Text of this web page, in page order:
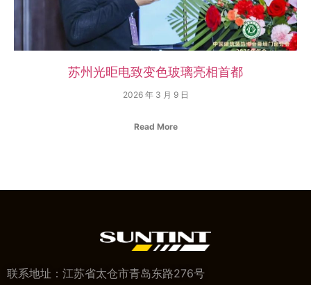
苏州光昛电致变色玻璃亮相首都
2026 年 3 月 9 日
Read More
联系地址：江苏省太仓市青岛东路276号